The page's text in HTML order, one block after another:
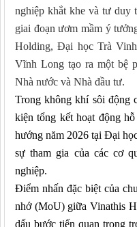
nghiệp khắt khe và tư duy
giai đoạn ươm mầm ý
Holding, Đại học Trà
Vĩnh Long tạo ra một bệ
Nhà nước và Nhà đầu tư.
Trong không khí sôi động
kiện tổng kết hoạt động
hướng năm 2026 tại Đại
sự tham gia của các cơ
nghiệp.
Điểm nhấn đặc biệt của
nhớ (MoU) giữa Vinathis
dấu bước tiến quan trọng